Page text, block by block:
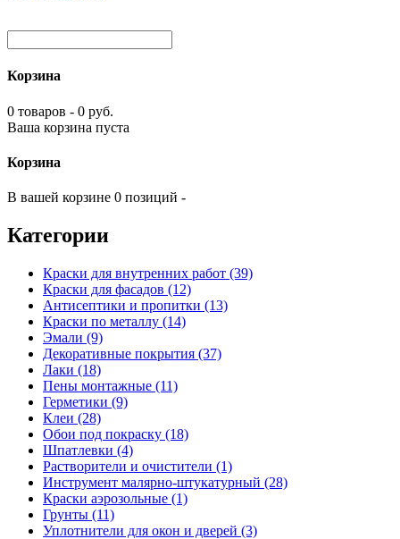
Корзина
0 товаров - 0 руб.
Ваша корзина пуста
Корзина
В вашей корзине 0 позиций -
Категории
Краски для внутренних работ (39)
Краски для фасадов (12)
Антисептики и пропитки (13)
Краски по металлу (14)
Эмали (9)
Декоративные покрытия (37)
Лаки (18)
Пены монтажные (11)
Герметики (9)
Клеи (28)
Обои под покраску (18)
Шпатлевки (4)
Растворители и очистители (1)
Инструмент малярно-штукатурный (28)
Краски аэрозольные (1)
Грунты (11)
Уплотнители для окон и дверей (3)